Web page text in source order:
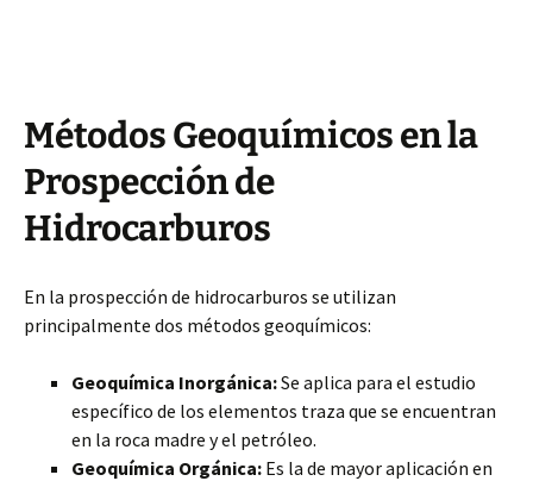
Métodos Geoquímicos en la
Prospección de
Hidrocarburos
En la prospección de hidrocarburos se utilizan
principalmente dos métodos geoquímicos:
Geoquímica Inorgánica:Se aplica para el estudio
específico de los elementos traza que se encuentran
en la roca madre y el petróleo.
Geoquímica Orgánica: Es la de mayor aplicación en